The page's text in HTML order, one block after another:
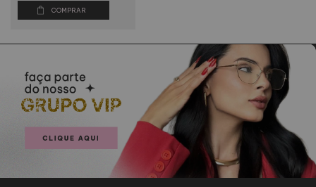
COMPRAR